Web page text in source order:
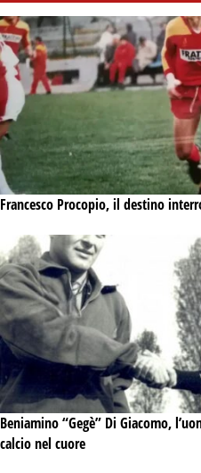
Francesco Procopio, il destino
Beniamino “Gegè” Di Giacomo,
calcio nel cuore